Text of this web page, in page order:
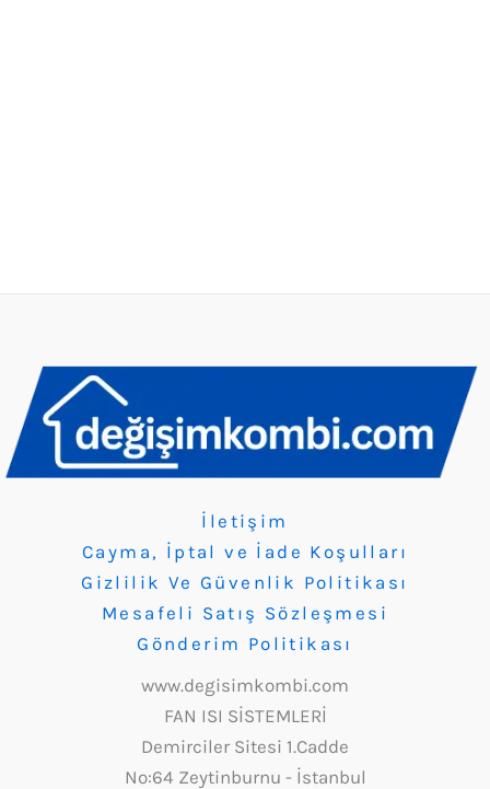
İletişim
Cayma, İptal ve İade Koşulları
Gizlilik Ve Güvenlik Politikası
Mesafeli Satış Sözleşmesi
Gönderim Politikası
www.degisimkombi.com
FAN ISI SİSTEMLERİ
Demirciler Sitesi 1.Cadde
No:64 Zeytinburnu - İstanbul